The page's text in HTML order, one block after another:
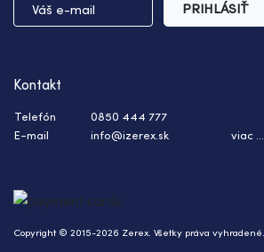
PRIHLÁSIŤ
Copyright © 2015-2026 Zerex. Všetky práva vyhradené.
Kontakt
Telefón
0850 444 777
E-mail
info@izerex.sk viac ...